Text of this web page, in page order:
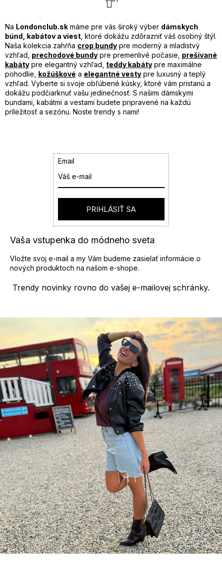
á
a
c
i
e
p
r
v
k
y
v
r
n
k
o
v
a
n
i
e
Na Londonclub.sk máme pre vás široký výber dámskych
búnd, kabátov a viest , ktoré dokážu zdôrazniť váš osobný štýl.
Naša kolekcia zahŕňa crop bundy pre moderný a mladistvý
vzhľad, prechodové bundy pre premenlivé počasie, prešívané
kabáty pre elegantný vzhľad, teddy kabáty pre maximálne
pohodlie, kožúškové a elegantné vesty pre luxusný a teplý
vzhľad. Vyberte si svoje obľúbené kúsky, ktoré vám pristanú a
dokážu podčiarknuť vašu jedinečnosť. S našimi dámskymi
bundami, kabátmi a vestami budete pripravené na každú
príležitosť a sezónu. Noste trendy s nami!
Trendy novinky rovno do vašej e-mailovej schránky.
Vaša vstupenka do módneho sveta
Vložte svoj e-mail a my Vám budeme zasielať informácie o
nových produktoch na našom e-shope.
Email
PRIHLÁSIŤ SA